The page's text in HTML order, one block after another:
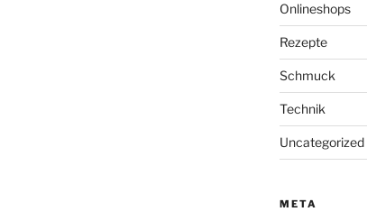
Onlineshops
Rezepte
Schmuck
Technik
Uncategorized
META